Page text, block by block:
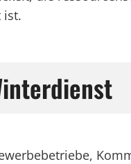
ist.